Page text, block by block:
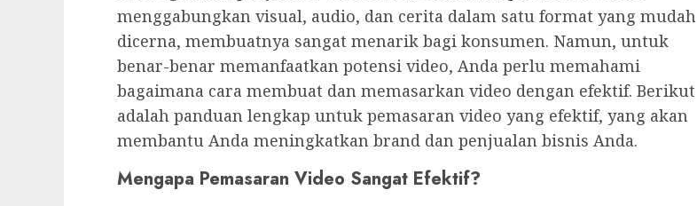
menggabungkan visual, audio, dan cerita dalam satu format yang mudah
dicerna, membuatnya sangat menarik bagi konsumen. Namun, untuk
benar-benar memanfaatkan potensi video, Anda perlu memahami
bagaimana cara membuat dan memasarkan video dengan efektif. Berikut
adalah panduan lengkap untuk pemasaran video yang efektif, yang akan
membantu Anda meningkatkan brand dan penjualan bisnis Anda.
Mengapa Pemasaran Video Sangat Efektif?